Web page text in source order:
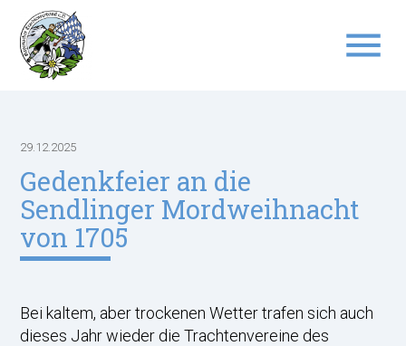
menu
29.12.2025
Gedenkfeier an die
Sendlinger Mordweihnacht
von 1705
Bei kaltem, aber trockenen Wetter trafen sich auch
dieses Jahr wieder die Trachtenvereine des